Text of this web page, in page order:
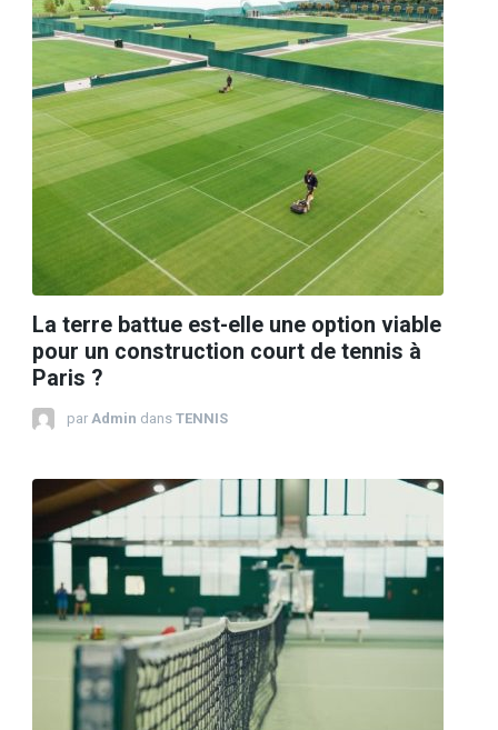
La terre battue est-elle une option viable
pour un construction court de tennis à
Paris ?
par Admin dans TENNIS